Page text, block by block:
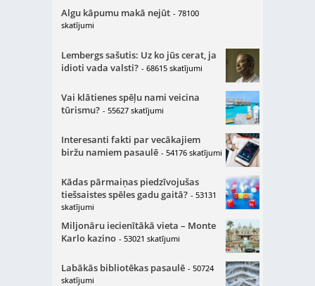
Algu kāpumu makā nejūt - 78100
skatījumi
Lembergs sašutis: Uz ko jūs cerat, ja
idioti vada valsti? - 68615 skatījumi
Vai klātienes spēļu nami veicina
tūrismu? - 55627 skatījumi
Interesanti fakti par vecākajiem
biržu namiem pasaulē - 54176 skatījumi
Kādas pārmaiņas piedzīvojušas
tiešsaistes spēles gadu gaitā? - 53131
skatījumi
Miljonāru iecienītākā vieta – Monte
Karlo kazino - 53021 skatījumi
Labākās bibliotēkas pasaulē - 50724
skatījumi